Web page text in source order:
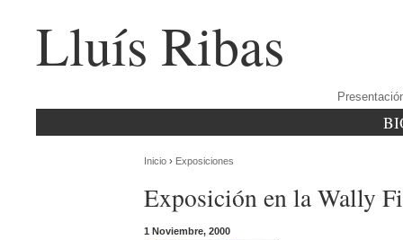
Lluís Ribas
Inicio › Exposiciones
Exposición en la Wally
1 Noviembre, 2000